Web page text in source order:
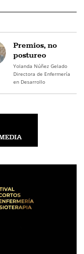
Premios, no
postureo
Yolanda Núñez Gelado
Directora de Enfermería
en Desarrollo